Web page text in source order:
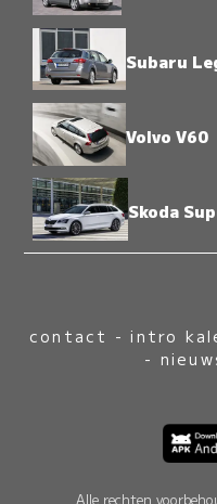
Subaru
Volvo V60
Skoda
contact -intro
-